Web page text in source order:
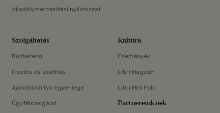
Akadálymentesítési nyilatkozat
Szolgáltatás
Boltkereső
Fizetés és szállítás
Ajándékkártya egyenlege
Ügyfélszolgálat
Kultúra
Események
Libri Magazin
Libri Mini Polc
Partnereinknek